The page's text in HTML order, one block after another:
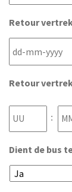
Retour
dash
MM
dash
Retour
:
Dient de bus